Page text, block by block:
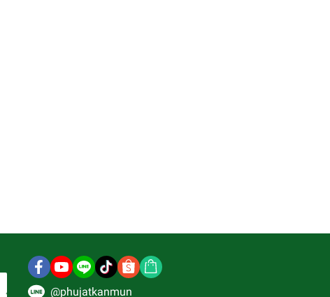
@phujatkanmun